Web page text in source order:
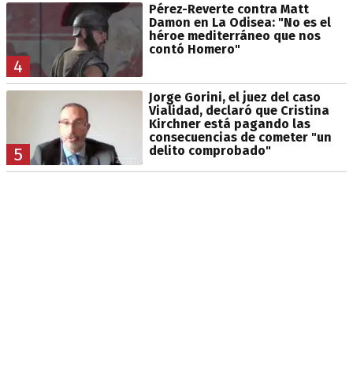
4
Pérez-Reverte contra Matt
Damon en La Odisea: "No es el
héroe mediterráneo que nos
contó Homero"
5
Jorge Gorini, el juez del caso
Vialidad, declaró que Cristina
Kirchner está pagando las
consecuencias de cometer "un
delito comprobado"